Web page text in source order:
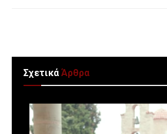
ΣχετικάΆρθρα